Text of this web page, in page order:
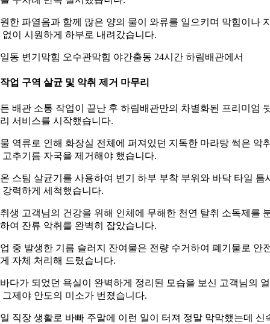
한 파열음과 함께 많은 양의 물이 와류를 일으키며 막힘이나
없이 시원하게 하부로 내려갔습니다.
동 변기막힘 오수관막힘 야간출동 24시간 하림배관에서
업 구역 살균 및 악취 제거 마무리
배관 소통 작업이 끝난 후 하림배관만의 차별화된 프리미엄
서비스를 시작했습니다.
역류로 인해 화장실 전체에 퍼져있던 지독한 마라탕 썩은 악
고추기름 자국을 제거해야 했습니다.
스팀 살균기를 사용하여 변기 하부 부착 부위와 바닥 타일 틈
강력하게 세척했습니다.
생 고객님의 건강을 위해 인체에 무해한 천연 탈취 소독제를
여 잔류 악취를 완벽히 잡았습니다.
중 발생한 기름 슬러지 잔여물은 전량 수거하여 폐기물로 안
자체 처리해 드렸습니다.
다가 되었던 욕실이 완벽하게 정리된 모습을 보신 고객님의
그제야 안도의 미소가 번졌습니다.
직장 생활로 바빠 주말에 이런 일이 터져 정말 막막했는데 신